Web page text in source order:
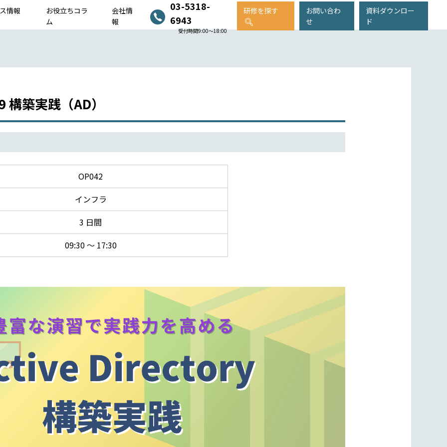
情報
お役立ちコラ
ム
会社情
報
03-5318-
6943
受付時間9:00〜18:00
研修を探す
お問い合わ
せ
資料ダウンロー
ド
築実践（AD）
OP042
インフラ
3 日間
09:30 ～ 17:30